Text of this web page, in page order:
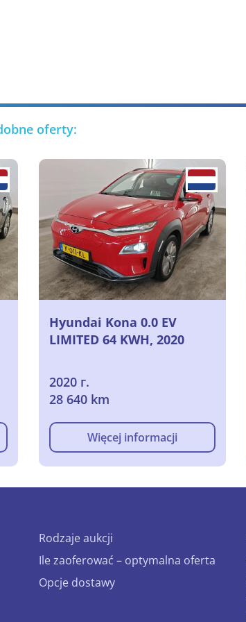
oferty:
Hyundai Kona 0.0 EV
LIMITED 64 KWH, 2020
2020 г.
28 640 km
Więcej informacji
Rodzaje aukcji
Ile zaoferować – optymalna oferta
Opcje dostawy